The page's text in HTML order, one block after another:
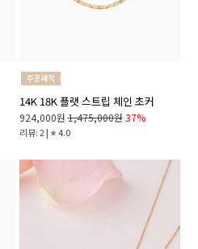
14K 18K 플랫 스트립 체인 초커
924,000원 1,475,000원 37%
리뷰: 2 | 4.0